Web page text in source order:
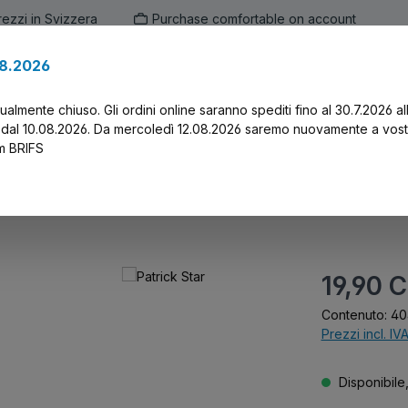
in Svizzera Purchase comfortable on account
Prezzo
19,90
Contenuto:
Prezzi incl.
chiuso. Gli ordini online saranno spediti fino al 30.7.2026
10.08.2026. Da mercoledì 12.08.2026 saremo nuovamente a
BRIFS